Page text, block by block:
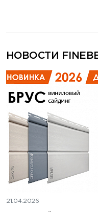
НОВОСТИ
21.04.2026